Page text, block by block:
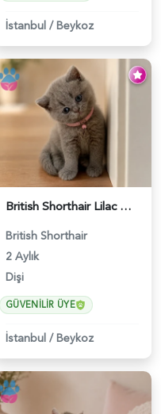
İstanbul /Beykoz
British Shorthair Lilac Dişi Tatlı Kızımız - 5236
British Shorthair
2 Aylık
Dişi
GÜVENILIR ÜYE
İstanbul /Beykoz